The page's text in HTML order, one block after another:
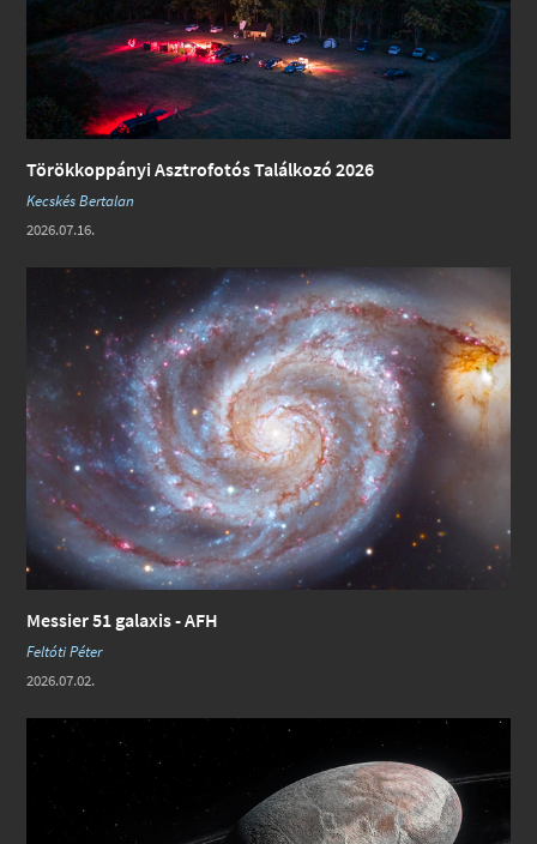
Törökkoppányi Asztrofotós Találkozó 2026
Kecskés Bertalan
2026.07.16.
Messier 51 galaxis - AFH
Feltóti Péter
2026.07.02.